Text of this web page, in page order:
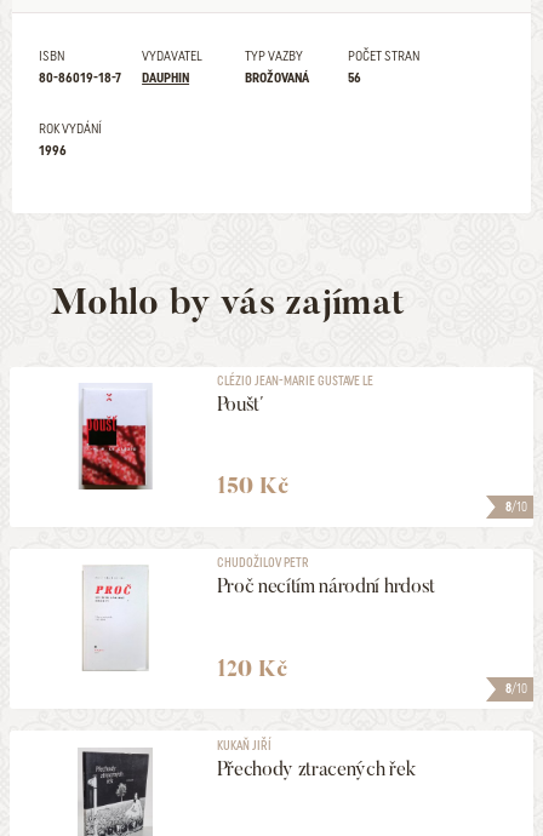
ISBN
80-86019-18-7
VYDAVATEL
DAUPHIN
TYP VAZBY
BROŽOVANÁ
POČET STRAN
56
ROK VYDÁNÍ
1996
Mohlo by vás zajímat
8/10
CLÉZIO JEAN-MARIE GUSTAVE LE
Poušť
150 Kč
8/10
CHUDOŽILOV PETR
Proč necítím národní hrdost
120 Kč
KUKAŇ JIŘÍ
Přechody ztracených řek